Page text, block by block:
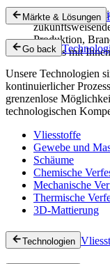
Innovative
Produktion,
wir uns mit
Märkte & Lösungen
Go back
Unsere Technologien
kontinuierlicher
grenzenlose
technologischen
Vliesstoffe
Gewebe und
Schäume
Chemische
Mechanische
Thermische
3D-Mattierung
Technologien